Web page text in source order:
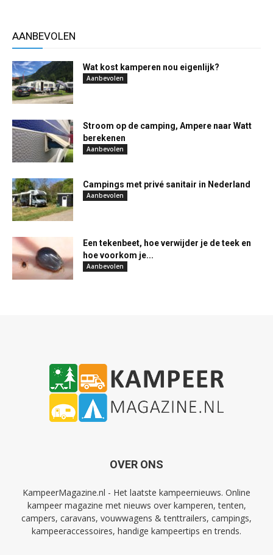
AANBEVOLEN
Wat kost kamperen nou eigenlijk?
Aanbevolen
Stroom op de camping, Ampere naar Watt
berekenen
Aanbevolen
Campings met privé sanitair in Nederland
Aanbevolen
Een tekenbeet, hoe verwijder je de teek en
hoe voorkom je...
Aanbevolen
OVER ONS
KampeerMagazine.nl - Het laatste kampeernieuws. Online
kampeer magazine met nieuws over kamperen, tenten,
campers, caravans, vouwwagens & tenttrailers, campings,
kampeeraccessoires, handige kampeertips en trends.